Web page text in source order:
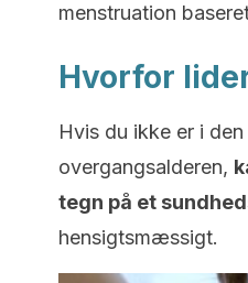
menstruation
Hvorfor
Hvis du ikke er i
overgangsalderen,
tegn på et
hensigtsmæssigt.